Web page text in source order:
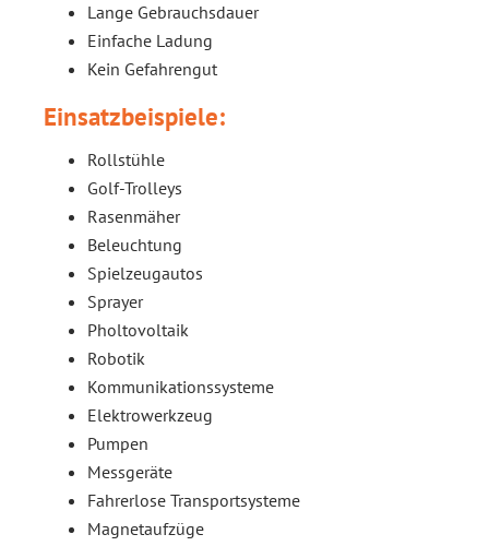
Lange Gebrauchsdauer
Einfache Ladung
Kein Gefahrengut
Einsatzbeispiele:
Rollstühle
Golf-Trolleys
Rasenmäher
Beleuchtung
Spielzeugautos
Sprayer
Pholtovoltaik
Robotik
Kommunikationssysteme
Elektrowerkzeug
Pumpen
Messgeräte
Fahrerlose Transportsysteme
Magnetaufzüge